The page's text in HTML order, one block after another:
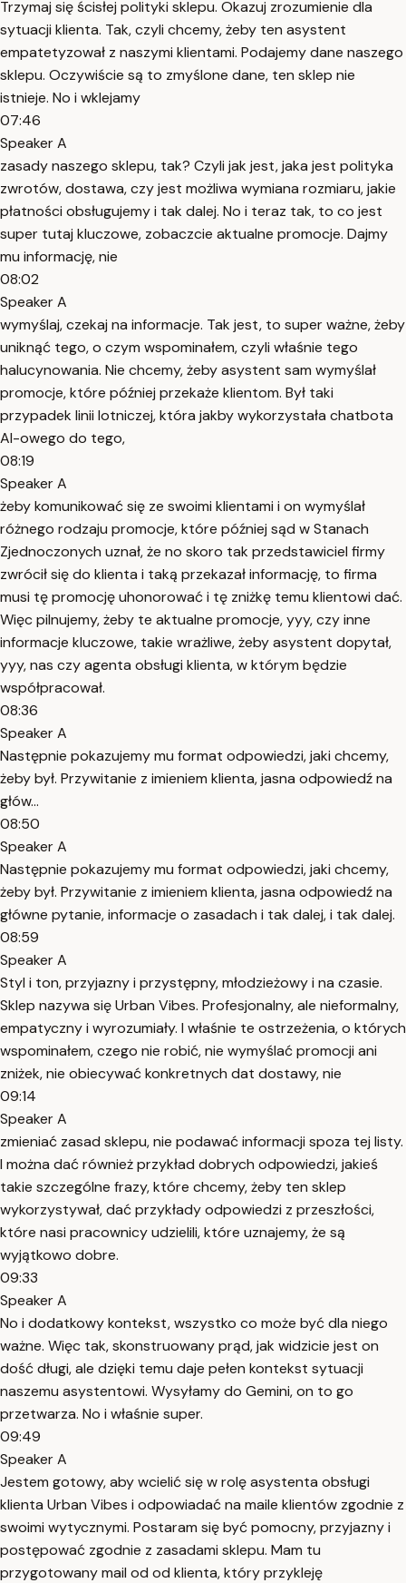
Trzymaj się ścisłej polityki sklepu. Okazuj zrozumienie dla
sytuacji klienta. Tak, czyli chcemy, żeby ten asystent
empatetyzował z naszymi klientami. Podajemy dane naszego
sklepu. Oczywiście są to zmyślone dane, ten sklep nie
istnieje. No i wklejamy
07:46
Speaker A
zasady naszego sklepu, tak? Czyli jak jest, jaka jest polityka
zwrotów, dostawa, czy jest możliwa wymiana rozmiaru, jakie
płatności obsługujemy i tak dalej. No i teraz tak, to co jest
super tutaj kluczowe, zobaczcie aktualne promocje. Dajmy
mu informację, nie
08:02
Speaker A
wymyślaj, czekaj na informacje. Tak jest, to super ważne, żeby
uniknąć tego, o czym wspominałem, czyli właśnie tego
halucynowania. Nie chcemy, żeby asystent sam wymyślał
promocje, które później przekaże klientom. Był taki
przypadek linii lotniczej, która jakby wykorzystała chatbota
AI-owego do tego,
08:19
Speaker A
żeby komunikować się ze swoimi klientami i on wymyślał
różnego rodzaju promocje, które później sąd w Stanach
Zjednoczonych uznał, że no skoro tak przedstawiciel firmy
zwrócił się do klienta i taką przekazał informację, to firma
musi tę promocję uhonorować i tę zniżkę temu klientowi dać.
Więc pilnujemy, żeby te aktualne promocje, yyy, czy inne
informacje kluczowe, takie wrażliwe, żeby asystent dopytał,
yyy, nas czy agenta obsługi klienta, w którym będzie
współpracował.
08:36
Speaker A
Następnie pokazujemy mu format odpowiedzi, jaki chcemy,
żeby był. Przywitanie z imieniem klienta, jasna odpowiedź na
głów...
08:50
Speaker A
Następnie pokazujemy mu format odpowiedzi, jaki chcemy,
żeby był. Przywitanie z imieniem klienta, jasna odpowiedź na
główne pytanie, informacje o zasadach i tak dalej, i tak dalej.
08:59
Speaker A
Styl i ton, przyjazny i przystępny, młodzieżowy i na czasie.
Sklep nazywa się Urban Vibes. Profesjonalny, ale nieformalny,
empatyczny i wyrozumiały. I właśnie te ostrzeżenia, o których
wspominałem, czego nie robić, nie wymyślać promocji ani
zniżek, nie obiecywać konkretnych dat dostawy, nie
09:14
Speaker A
zmieniać zasad sklepu, nie podawać informacji spoza tej listy.
I można dać również przykład dobrych odpowiedzi, jakieś
takie szczególne frazy, które chcemy, żeby ten sklep
wykorzystywał, dać przykłady odpowiedzi z przeszłości,
które nasi pracownicy udzielili, które uznajemy, że są
wyjątkowo dobre.
09:33
Speaker A
No i dodatkowy kontekst, wszystko co może być dla niego
ważne. Więc tak, skonstruowany prąd, jak widzicie jest on
dość długi, ale dzięki temu daje pełen kontekst sytuacji
naszemu asystentowi. Wysyłamy do Gemini, on to go
przetwarza. No i właśnie super.
09:49
Speaker A
Jestem gotowy, aby wcielić się w rolę asystenta obsługi
klienta Urban Vibes i odpowiadać na maile klientów zgodnie z
swoimi wytycznymi. Postaram się być pomocny, przyjazny i
postępować zgodnie z zasadami sklepu. Mam tu
przygotowany mail od od klienta, który przykleję